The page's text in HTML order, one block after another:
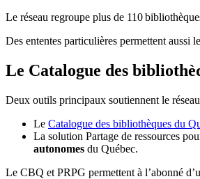
Le réseau regroupe plus de 110bibliothè
Des ententes particulières permettent aussi
Le Catalogue des
Deux outils principaux soutiennent le
Le Catalogue des bibliothèques du
La solution Partage de ressources
autonomes du Québec.
Le CBQ et PRPG permettent à l’abonné